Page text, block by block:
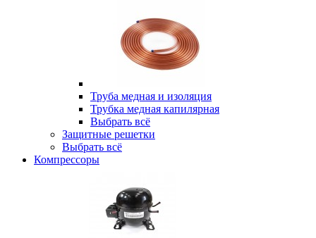
Труба медная и изоляция
Трубка медная капилярная
Выбрать всё
Защитные решетки
Выбрать всё
Компрессоры